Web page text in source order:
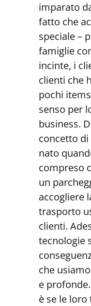
imparato
fatto che
speciale –
famiglie
incinte, i
clienti che
pochi
senso per
business.
concetto di
nato
compreso
un
accogliere
trasporto
clienti.
tecnologie
che
e
è se le